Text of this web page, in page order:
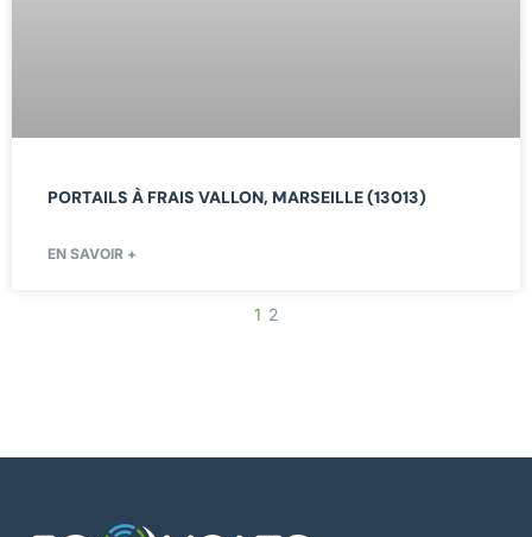
PORTAILS À FRAIS VALLON, MARSEILLE (13013)
EN SAVOIR +
1 2